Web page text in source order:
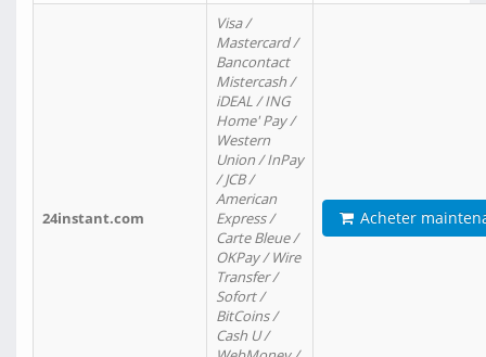
24instant.com
Visa /
Mastercard /
Bancontact
Mistercash /
iDEAL / ING
Home' Pay /
Western
Union / InPay
/ JCB /
American
Express /
Carte Bleue /
OKPay / Wire
Transfer /
Sofort /
BitCoins /
Cash U /
Acheter